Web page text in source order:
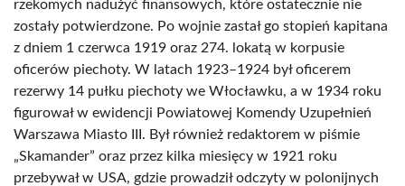
rzekomych nadużyć finansowych, które ostatecznie nie
zostały potwierdzone. Po wojnie zastał go stopień kapitana
z dniem 1 czerwca 1919 oraz 274. lokatą w korpusie
oficerów piechoty. W latach 1923–1924 był oficerem
rezerwy 14 pułku piechoty we Włocławku, a w 1934 roku
figurował w ewidencji Powiatowej Komendy Uzupełnień
Warszawa Miasto III. Był również redaktorem w piśmie
„Skamander” oraz przez kilka miesięcy w 1921 roku
przebywał w USA, gdzie prowadził odczyty w polonijnych